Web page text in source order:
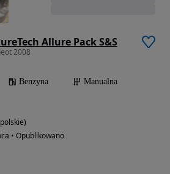
Allure Pack S&S
2008
Benzyna
Manualna
• Opublikowano